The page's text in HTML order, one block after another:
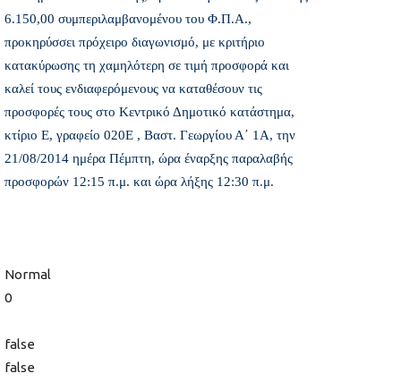
6.150,00 συμπεριλαμβανομένου του Φ.Π.Α.,
προκηρύσσει πρόχειρο διαγωνισμό, με κριτήριο
κατακύρωσης τη χαμηλότερη σε τιμή προσφορά και
καλεί τους ενδιαφερόμενους να καταθέσουν τις
προσφορές τους στο Κεντρικό Δημοτικό κατάστημα,
κτίριο Ε, γραφείο 020Ε , Βαστ. Γεωργίου Α΄ 1Α, την
21/08/2014 ημέρα Πέμπτη, ώρα έναρξης παραλαβής
προσφορών 12:15 π.μ. και ώρα λήξης 12:30 π.μ.
Normal
0
false
false